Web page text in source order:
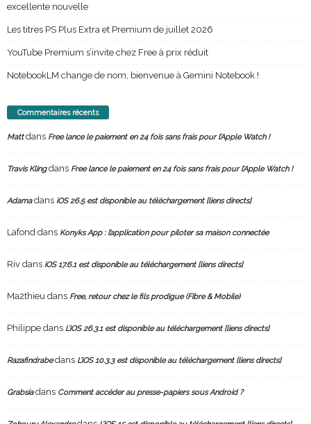
excellente nouvelle
Les titres PS Plus Extra et Premium de juillet 2026
YouTube Premium s’invite chez Free à prix réduit
NotebookLM change de nom, bienvenue à Gemini Notebook !
Commentaires récents
Mattdans Free lance le paiement en 24 fois sans frais pour l’Apple Watch !
Travis Klingdans Free lance le paiement en 24 fois sans frais pour l’Apple Watch !
Adamadans iOS 26.5 est disponible au téléchargement [liens directs]
Lafond dans Konyks App : l’application pour piloter sa maison connectée
Riv dans iOS 17.6.1 est disponible au téléchargement [liens directs]
Ma2thieu dans Free, retour chez le fils prodigue (Fibre & Mobile)
Philippe dans L’iOS 26.3.1 est disponible au téléchargement [liens directs]
Razafindrabedans L’iOS 10.3.3 est disponible au téléchargement [liens directs]
Grabsiadans Comment accéder au presse-papiers sous Android ?